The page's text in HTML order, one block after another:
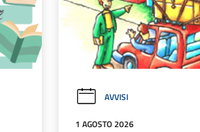
AVVISI
1 AGOSTO 2026